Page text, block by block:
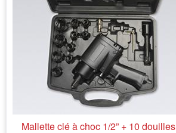
Mallette clé à choc 1/2” + 10 douilles